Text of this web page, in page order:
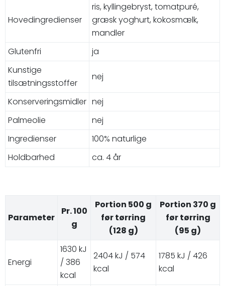
Hovedingredienser
ris, kyllingebryst, tomatpuré,
græsk yoghurt, kokosmælk,
mandler
Glutenfri
ja
Kunstige
tilsætningsstoffer
nej
Konserveringsmidler nej
Palmeolie
nej
Ingredienser
100% naturlige
Holdbarhed
ca. 4 år
Parameter
Pr. 100
g
Portion 500 g
før tørring
(128 g)
Portion 370 g
før tørring
(95 g)
Energi
1630 kJ
/ 386
kcal
2404 kJ / 574
kcal
1785 kJ / 426
kcal